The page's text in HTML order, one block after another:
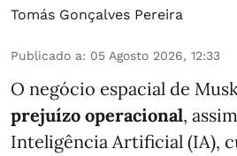
Tomás Gonçalves Pereira
Publicado a: 05 Agosto 2026, 12:33
O negócio espacial de
prejuízo operacional,
Inteligência Artificial (IA),